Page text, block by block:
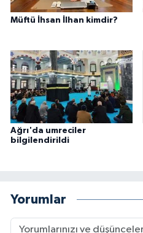
Müftü İhsan İlhan kimdir?
Ağrı'da umreciler
bilgilendirildi
Yorumlar
Konya Müftülüğü
Kütahya Müftülüğü
Malatya Müftülüğü
Manisa Müftülüğü